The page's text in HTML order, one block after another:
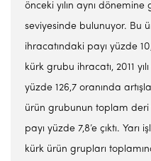
önceki yılın aynı dönemine
seviyesinde bulunuyor. Bu
ihracatındaki payı yüzde
kürk grubu ihracatı, 2011
yüzde 126,7 oranında
ürün grubunun toplam
payı yüzde 7,8’e çıktı.
kürk ürün grupları